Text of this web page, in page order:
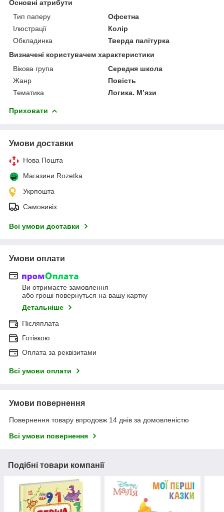
Основні атрибути
Тип паперу
Офсетна
Ілюстрації
Колір
Обкладинка
Тверда палітурка
Визначені користувачем характеристики
Вікова група
Середня школа
Жанр
Повість
Тематика
Логика. М’язи
Приховати
Умови доставки
Нова Пошта
Магазини Rozetka
Укрпошта
Самовивіз
Всі умови доставки
Умови оплати
Ви отримаєте замовлення
або гроші повернуться на вашу картку
Детальніше
Післяплата
Готівкою
Оплата за реквізитами
Всі умови оплати
Умови повернення
Повернення товару впродовж 14 днів за домовленістю
Всі умови повернення
Подібні товари компанії